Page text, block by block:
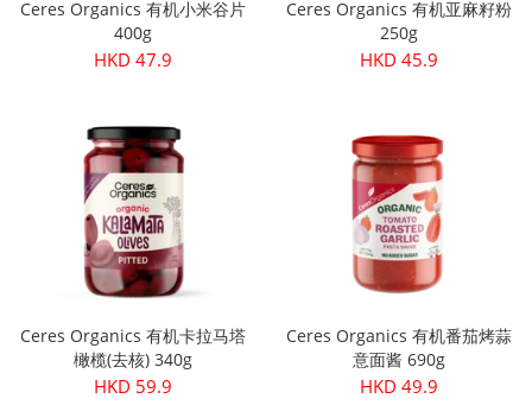
Ceres Organics 有机小米谷片
400g
HKD 47.9
Ceres Organics 有机亚麻籽粉
250g
HKD 45.9
Ceres Organics 有机卡拉马塔
橄榄(去核) 340g
HKD 59.9
Ceres Organics 有机番茄烤蒜
意面酱 690g
HKD 49.9